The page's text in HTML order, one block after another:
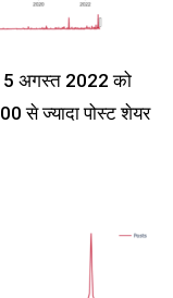
5 अगस्त 2022 को
से ज्यादा पोस्ट शेयर